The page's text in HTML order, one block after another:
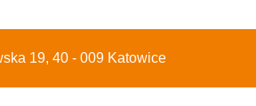
19, 40 - 009 Katowice